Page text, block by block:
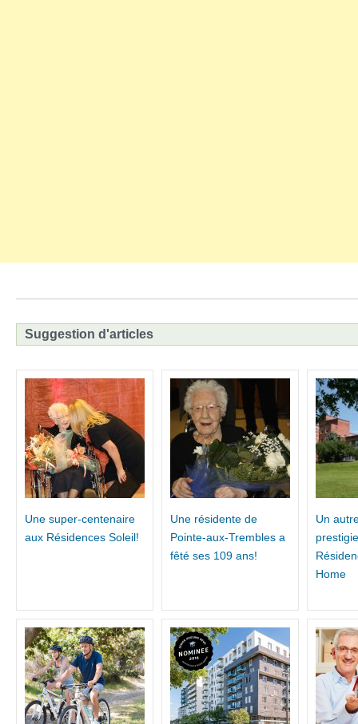
Suggestion d'articles
Une super-centenaire
aux Résidences Soleil!
Une résidente de
Pointe-aux-Trembles a
fêté ses 109 ans!
Un
Home